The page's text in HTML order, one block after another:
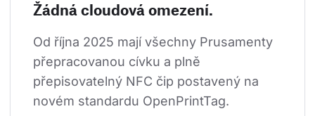
Žádná cloudová omezení.
Od října 2025 mají všechny Prusamenty
přepracovanou cívku a plně
přepisovatelný NFC čip postavený na
novém standardu OpenPrintTag.